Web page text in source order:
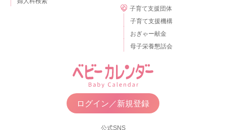
子育て支援団体
子育て支援機構
おぎゃー献金
母子栄養懇話会
ログイン／新規登録
公式SNS